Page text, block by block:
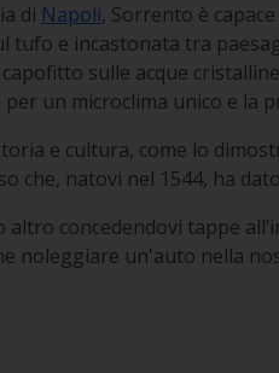
di Napoli, Sorrento è
tufo e incastonata tra
sulle acque
un microclima unico e la
e cultura, come lo
che, natovi nel 1544, ha
concedendovi tappe
noleggiare un'auto nella